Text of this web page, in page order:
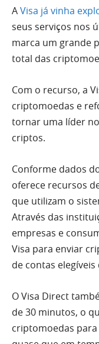
AVisa já vinha
seus serviços nos
marca um grande
total das
Com o recurso, a
criptomoedas e
tornar uma líder
criptos.
Conforme dados
oferece recursos
que utilizam o
Através das
empresas e
Visa para enviar
de contas elegíveis
O Visa Direct
de 30 minutos, o
criptomoedas